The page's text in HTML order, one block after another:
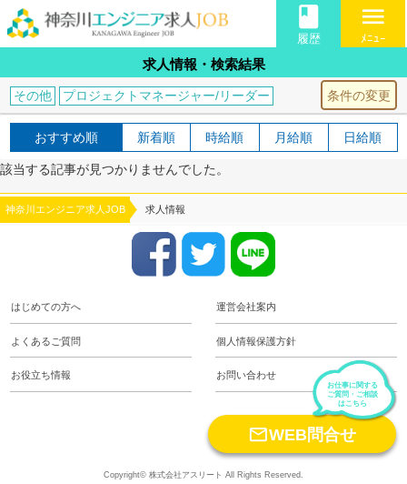
book
履歴
menu
ﾒﾆｭｰ
求人情報・検索結果
条件の変更
その他 プロジェクトマネージャー/リーダー
おすすめ順 新着順 時給順 月給順 日給順
該当する記事が見つかりませんでした。
神奈川エンジニア求人JOB 求人情報
はじめての方へ 運営会社案内
よくあるご質問 個人情報保護方針
お役立ち情報 お問い合わせ
お仕事に関する
ご質問・ご相談
はこちら
WEB問合せ
Copyright© 株式会社アスリート All Rights Reserved.